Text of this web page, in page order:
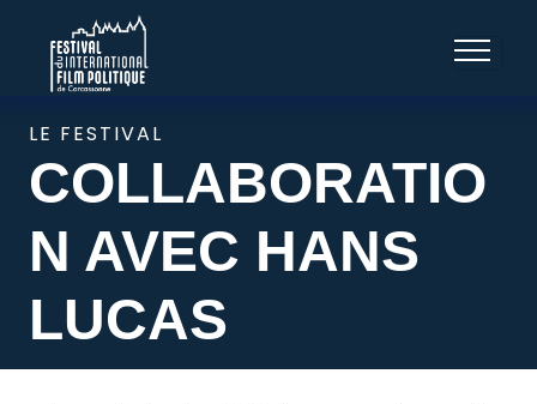
LE FESTIVAL
COLLABORATIO
N AVEC HANS
LUCAS